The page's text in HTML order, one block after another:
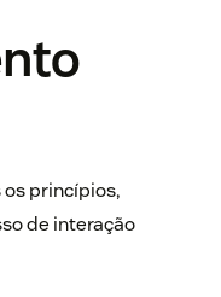
princípios,
de interação